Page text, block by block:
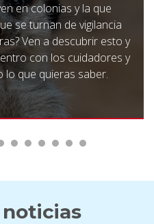
en colonias y la que
se turnan de vigilancia
Ven a descubrir esto y
con los cuidadores y
lo que quieras saber.